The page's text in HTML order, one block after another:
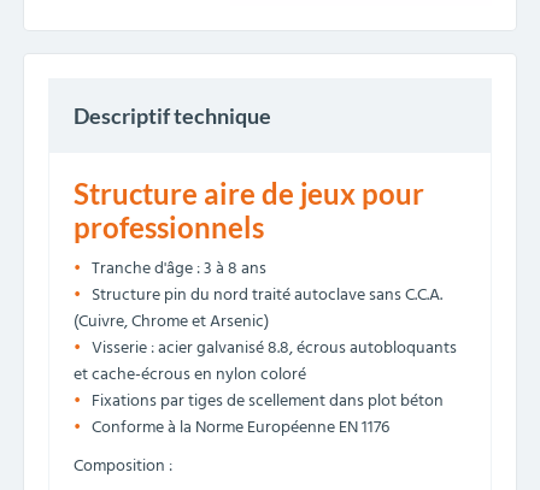
Descriptif technique
Structure aire de jeux pour
professionnels
Tranche d'âge : 3 à 8 ans
Structure pin du nord traité autoclave sans C.C.A.
(Cuivre, Chrome et Arsenic)
Visserie : acier galvanisé 8.8, écrous autobloquants
et cache-écrous en nylon coloré
Fixations par tiges de scellement dans plot béton
Conforme à la Norme Européenne EN 1176
Composition :